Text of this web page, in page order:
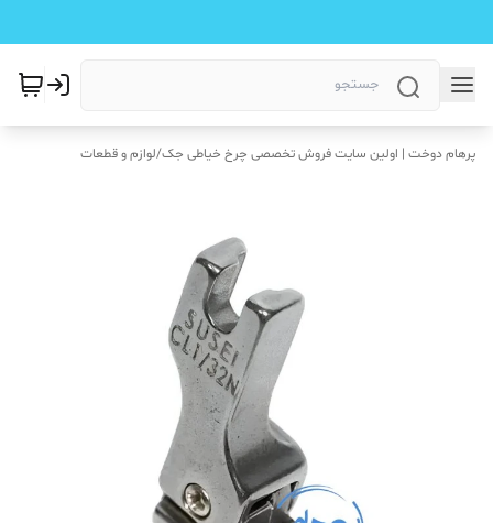
پرهام دوخت | اولین سایت فروش تخصصی چرخ خیاطی جک/لوازم و قطعات